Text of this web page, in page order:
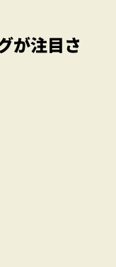
が注目さ